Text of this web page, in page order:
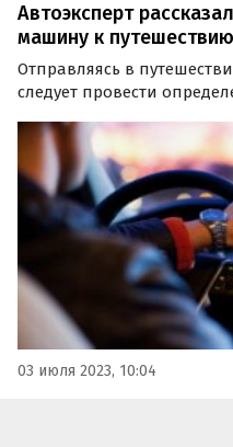
Автоэксперт
машину к путешествию
Отправляясь в
следует провести
интервью радио Sputnik
Национального
03 июля 2023, 10:04